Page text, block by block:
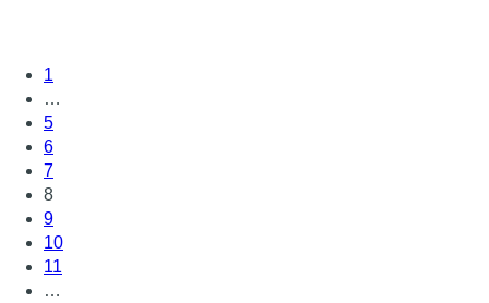
1
…
5
6
7
8
9
10
11
…